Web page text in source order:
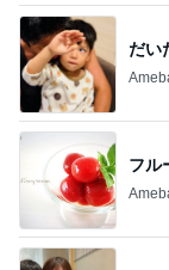
だい
フル